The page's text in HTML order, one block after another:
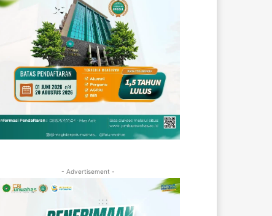
- Advertisement -